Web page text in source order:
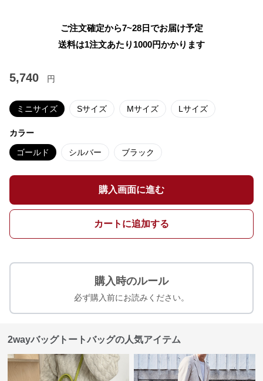
ご注文確定から7~28日でお届け予定
送料は1注文あたり 1000円かかります
5,740 円
ミニサイズ Sサイズ Mサイズ Lサイズ
カラー
ゴールド シルバー ブラック
購入画面に進む
カートに追加する
購入時のルール
必ず購入前にお読みください。
2wayバッグトートバッグの人気アイテム